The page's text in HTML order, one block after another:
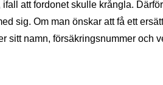
att fordonet skulle krångla.
sig. Om man önskar att få ett
sitt namn, försäkringsnummer och